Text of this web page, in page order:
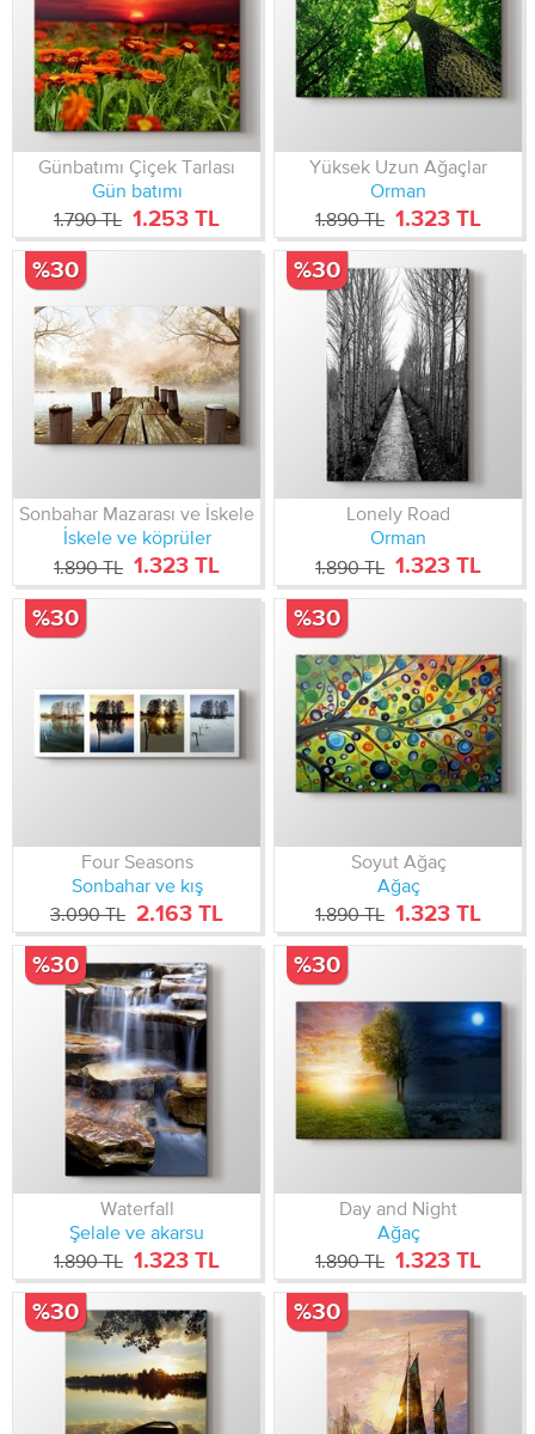
Günbatımı Çiçek Tarlası
Gün batımı
1.790 TL 1.253 TL
Yüksek Uzun Ağaçlar
Orman
1.890 TL 1.323 TL
Sonbahar Mazarası ve İskele
İskele ve köprüler
1.890 TL 1.323 TL
%30
Lonely Road
Orman
1.890 TL 1.323 TL
%30
Four Seasons
Sonbahar ve kış
3.090 TL 2.163 TL
%30
Soyut Ağaç
Ağaç
1.890 TL 1.323 TL
%30
Waterfall
Şelale ve akarsu
1.890 TL 1.323 TL
%30
Day and Night
Ağaç
1.890 TL 1.323 TL
%30
%30 %30